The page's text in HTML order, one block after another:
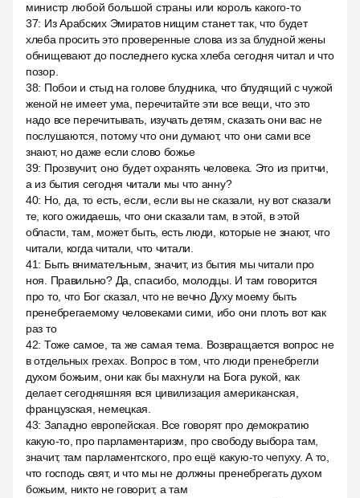
министр любой большой страны или король какого-то
37: Из Арабских Эмиратов нищим станет так, что будет
хлеба просить это проверенные слова из за блудной жены
обнищевают до последнего куска хлеба сегодня читал и что
позор.
38: Побои и стыд на голове блудника, что блудящий с чужой
женой не имеет ума, перечитайте эти все вещи, что это
надо все перечитывать, изучать детям, сказать они вас не
послушаются, потому что они думают, что они сами все
знают, но даже если слово божье
39: Прозвучит, оно будет охранять человека. Это из притчи,
а из бытия сегодня читали мы что анну?
40: Но, да, то есть, если, если вы не сказали, ну вот сказали
те, кого ожидаешь, что они сказали там, в этой, в этой
области, там, может быть, есть люди, которые не знают, что
читали, когда читали, что читали.
41: Быть внимательным, значит, из бытия мы читали про
ноя. Правильно? Да, спасибо, молодцы. И там говорится
про то, что Бог сказал, что не вечно Духу моему быть
пренебрегаемому человеками сими, ибо они плоть вот как
раз то
42: Тоже самое, та же самая тема. Возвращается вопрос не
в отдельных грехах. Вопрос в том, что люди пренебрегли
духом божьим, они как бы махнули на Бога рукой, как
делает сегодняшняя вся цивилизация американская,
французская, немецкая.
43: Западно европейская. Все говорят про демократию
какую-то, про парламентаризм, про свободу выбора там,
значит, там парламентского, про ещё какую-то чепуху. А то,
что господь свят, и что мы не должны пренебрегать духом
божьим, никто не говорит, а там